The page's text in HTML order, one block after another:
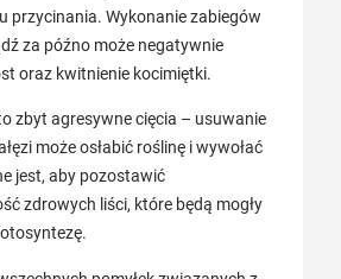
przycinania. Wykonanie zabiegów
za późno może negatywnie
oraz kwitnienie kocimiętki.
zbyt agresywne cięcia – usuwanie
może osłabić roślinę i wywołać
jest, aby pozostawić
zdrowych liści, które będą mogły